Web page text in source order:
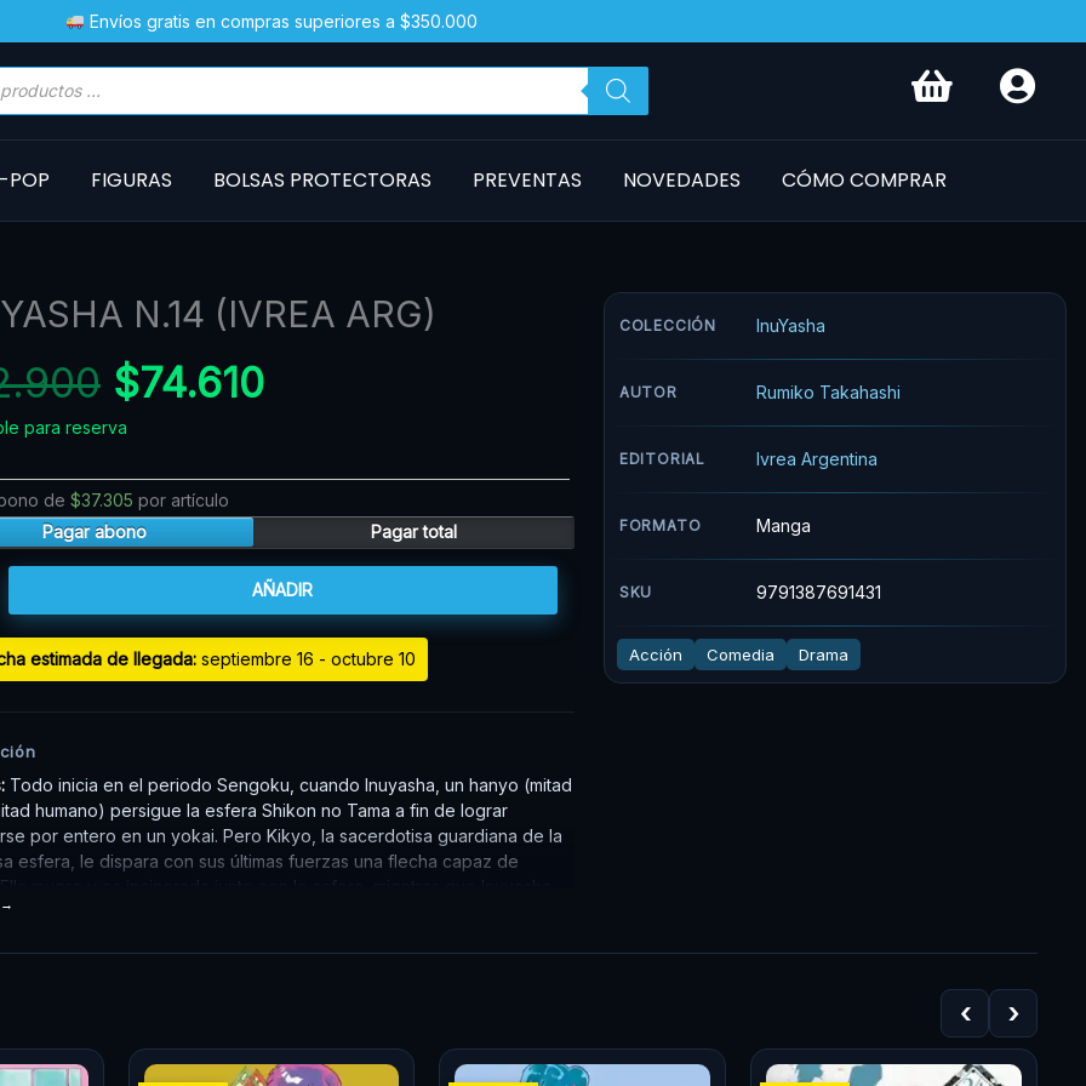
Envíos gratis en compras superiores a $350.000
POP FIGURAS BOLSAS PROTECTORAS PREVENTAS NOVEDADES CÓMO COMPRAR
N.14 (IVREA ARG)
El
precio
original
era:
$82.900.
$74.610
El
actual
$74.610.
para reserva
de $37.305 por artículo
Pagar abono
Pagar total
AÑADIR
estimada de llegada: septiembre 16 - octubre 10
Todo inicia en el periodo Sengoku, cuando Inuyasha, un hanyo (mitad
humano) persigue la esfera Shikon no Tama a fin de lograr
por entero en un yokai. Pero Kikyo, la sacerdotisa guardiana de la
esfera, le dispara con sus últimas fuerzas una flecha capaz de
Ella muere y es incinerada junto con la esfera, mientras que Inuyasha
durante 50 años, hasta que un buen día Kagome, una
COLECCIÓN InuYasha
AUTOR Rumiko Takahashi
EDITORIAL Ivrea Argentina
FORMATO Manga
SKU 9791387691431
Acción Comedia Drama
‹ ›